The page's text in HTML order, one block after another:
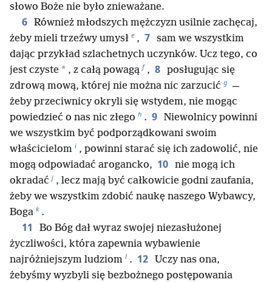
słowo Boże nie było znieważane.
6 Również młodszych mężczyzn usilnie zachęcaj,
żeby mieli trzeźwy umysł e , 7 sam we wszystkim
dając przykład szlachetnych uczynków. Ucz tego, co
jest czyste * , z całą powagą f , 8 posługując się
zdrową mową, której nie można nic zarzucić g —
żeby przeciwnicy okryli się wstydem, nie mogąc
powiedzieć o nas nic złego h . 9 Niewolnicy powinni
we wszystkim być podporządkowani swoim
właścicielom i , powinni starać się ich zadowolić, nie
mogą odpowiadać arogancko, 10 nie mogą ich
okradać j , lecz mają być całkowicie godni zaufania,
żeby we wszystkim zdobić naukę naszego Wybawcy,
Boga k .
11
Bo Bóg dał wyraz swojej niezasłużonej
życzliwości, która zapewnia wybawienie
najróżniejszym ludziom l . 12 Uczy nas ona,
żebyśmy wyzbyli się bezbożnego postępowania